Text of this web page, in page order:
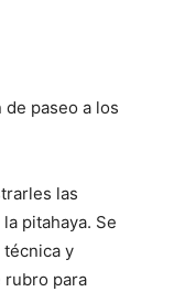
de paseo a los
las
pitahaya. Se
y
rubro para